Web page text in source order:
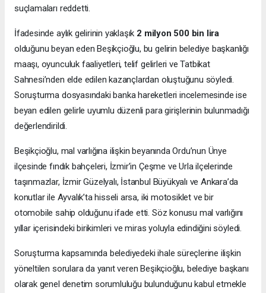
suçlamaları reddetti.
İfadesinde aylık gelirinin yaklaşık 2 milyon 500 bin lira
olduğunu beyan eden Beşikçioğlu, bu gelirin belediye başkanlığı
maaşı, oyunculuk faaliyetleri, telif gelirleri ve Tatbikat
Sahnesi’nden elde edilen kazançlardan oluştuğunu söyledi.
Soruşturma dosyasındaki banka hareketleri incelemesinde ise
beyan edilen gelirle uyumlu düzenli para girişlerinin bulunmadığı
değerlendirildi.
Beşikçioğlu, mal varlığına ilişkin beyanında Ordu’nun Ünye
ilçesinde fındık bahçeleri, İzmir’in Çeşme ve Urla ilçelerinde
taşınmazlar, İzmir Güzelyalı, İstanbul Büyükyalı ve Ankara’da
konutlar ile Ayvalık’ta hisseli arsa, iki motosiklet ve bir
otomobile sahip olduğunu ifade etti. Söz konusu mal varlığını
yıllar içerisindeki birikimleri ve miras yoluyla edindiğini söyledi.
Soruşturma kapsamında belediyedeki ihale süreçlerine ilişkin
yöneltilen sorulara da yanıt veren Beşikçioğlu, belediye başkanı
olarak genel denetim sorumluluğu bulunduğunu kabul etmekle